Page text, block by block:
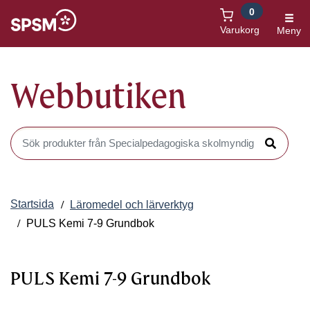
Varukorg
0
Meny
Webbutiken
Sök produkter i Webbutiken
Sök
Startsida
Läromedel och lärverktyg
PULS Kemi 7-9 Grundbok
PULS Kemi 7-9 Grundbok